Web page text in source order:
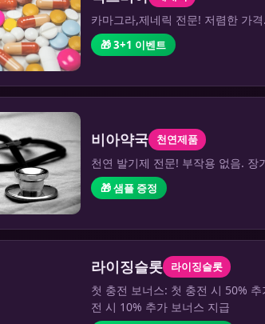
카마그라,제네릭 전문! 저렴한 가
🎁 3+1 이벤트
비아약국 천연제품
천연 발기제 전문! 부작용 없음. 장
🎁 샘플 증정
라이징슬롯 라이징슬롯
첫 충전 보너스: 첫 충전 시 50%
전 시 10% 추가 보너스 지급